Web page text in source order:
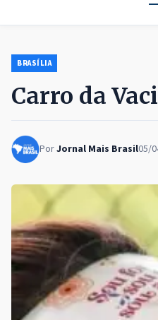
BRASÍLIA
Carro da
PorJornal Mais Brasil05/